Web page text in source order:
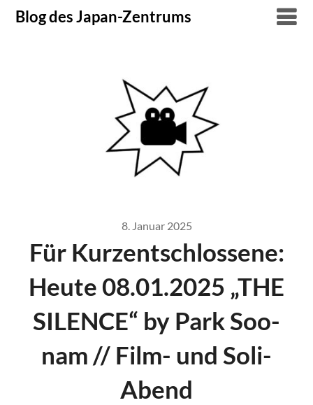
SkipBlog des Japan-Zentrums
8. Januar 2025
Für Kurzentschlossene:
Heute 08.01.2025 „THE
SILENCE“ by Park Soo-
nam // Film- und Soli-
Abend